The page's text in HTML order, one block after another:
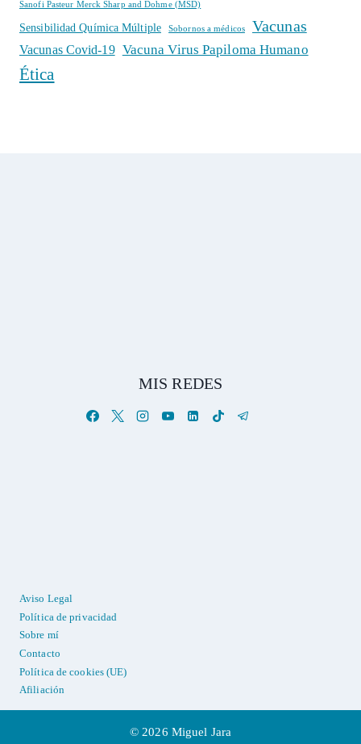
Sanofi Pasteur Merck Sharp and Dohme (MSD)
Sensibilidad Química Múltiple Sobornos a médicos Vacunas
Vacunas Covid-19 Vacuna Virus Papiloma Humano
Ética
MIS REDES
Aviso Legal
Política de privacidad
Sobre mí
Contacto
Política de cookies (UE)
Afiliación
© 2026 Miguel Jara